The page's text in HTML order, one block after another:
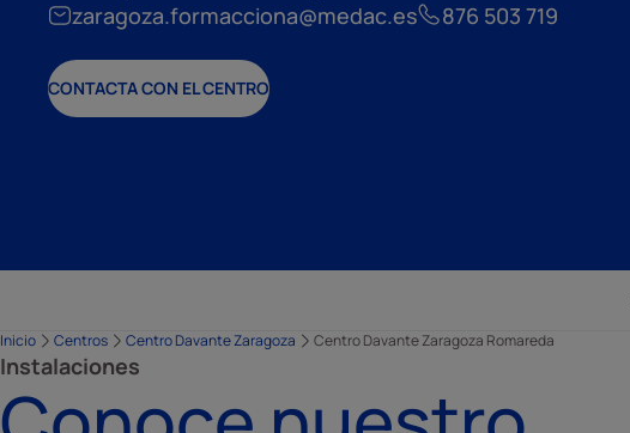
zaragoza.formacciona@medac.es
876 503 719
CONTACTA CON EL CENTRO
Inicio Centros Centro Davante Zaragoza Centro Davante Zaragoza Romareda
Instalaciones